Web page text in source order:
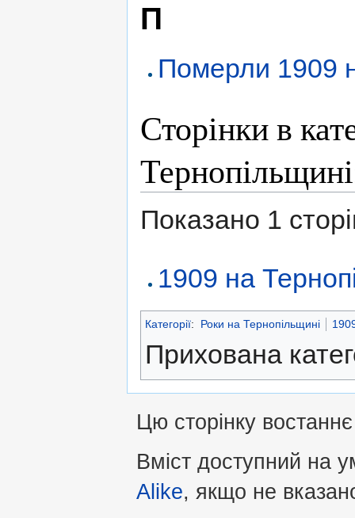
П
Померли 1909
Сторінки в
Показано 1
1909 на
Категорії: Роки на Тернопільщині
Прихована
Цю сторінку
Вміст доступний на
Alike, якщо не